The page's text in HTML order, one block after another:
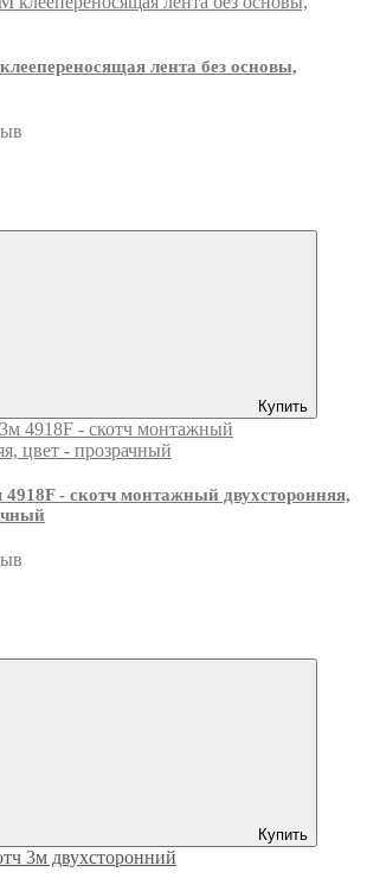
лента без основы,
Купить
- скотч монтажный двухсторонняя,
Купить
3м двухсторонний